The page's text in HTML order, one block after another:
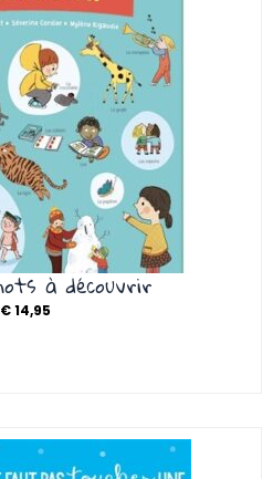
à découvrir
€14,95